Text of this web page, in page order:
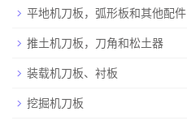
平地机刀板，弧形板和其他配件
推土机刀板，刀角和松土器
装载机刀板、衬板
挖掘机刀板